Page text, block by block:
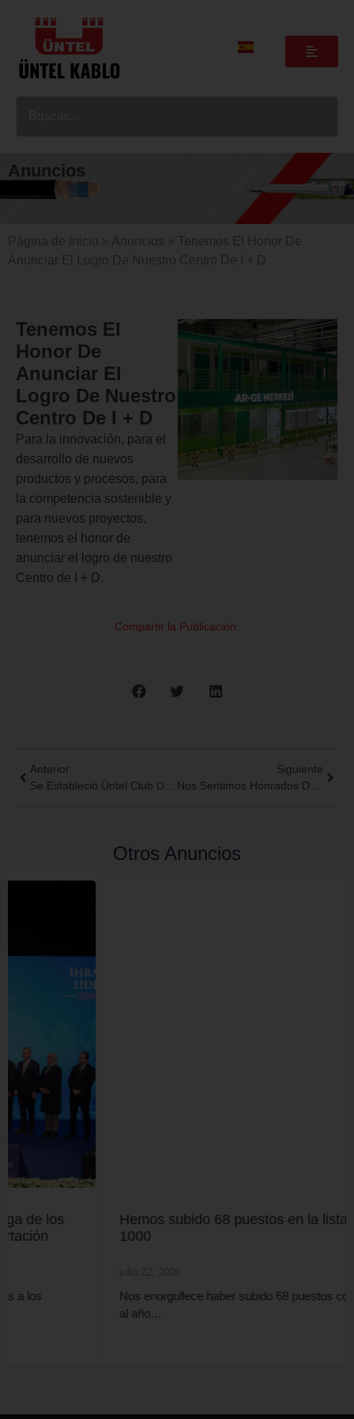
Anuncios
Página de Inicio » Anuncios » Tenemos El Honor De
Anunciar El Logro De Nuestro Centro De I + D
Tenemos El
Honor De
Anunciar El
Logro De Nuestro
Centro De I + D
Para la innovación, para el
desarrollo de nuevos
productos y procesos, para
la competencia sostenible y
para nuevos proyectos,
tenemos el honor de
anunciar el logro de nuestro
Centro de I + D.
Compartir la Publicación:
Anterior
Siguiente
Otros Anuncios
Hemos subido 68 puestos en la lista TİM
1000
Nos enorgullece haber subido 68 puestos con respecto